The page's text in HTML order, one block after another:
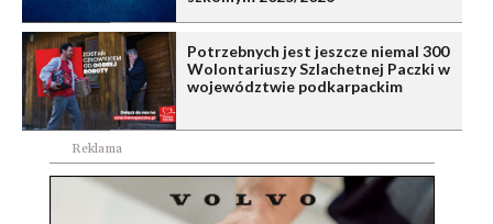
Potrzebnych jest jeszcze niemal 300
Wolontariuszy Szlachetnej Paczki w
województwie podkarpackim
Reklama